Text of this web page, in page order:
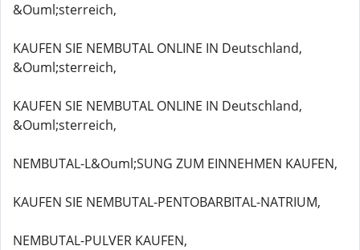
&Ouml;sterreich,
KAUFEN SIE NEMBUTAL ONLINE IN Deutschland,
&Ouml;sterreich,
KAUFEN SIE NEMBUTAL ONLINE IN Deutschland,
&Ouml;sterreich,
NEMBUTAL-L&Ouml;SUNG ZUM EINNEHMEN KAUFEN,
KAUFEN SIE NEMBUTAL-PENTOBARBITAL-NATRIUM,
NEMBUTAL-PULVER KAUFEN,